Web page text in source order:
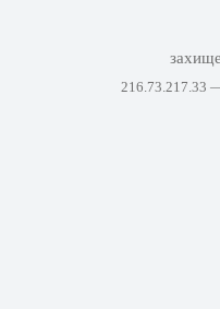
216.73.217.33